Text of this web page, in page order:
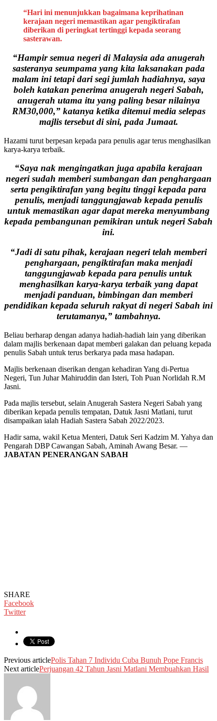
“Hari ini menunjukkan bagaimana keprihatinan
kerajaan negeri memastikan agar pengiktirafan
diberikan di peringkat tertinggi kepada seorang
sasterawan.
“Hampir semua negeri di Malaysia ada anugerah
sasteranya seumpama yang kita laksanakan pada
malam ini tetapi dari segi jumlah hadiahnya, saya
boleh katakan penerima anugerah negeri Sabah,
anugerah utama itu yang paling besar nilainya
RM30,000,” katanya ketika ditemui media selepas
majlis tersebut di sini, pada Jumaat.
Hazami turut berpesan kepada para penulis agar terus menghasilkan
karya-karya terbaik.
“Saya nak mengingatkan juga apabila kerajaan
negeri sudah memberi sumbangan dan penghargaan
serta pengiktirafan yang begitu tinggi kepada para
penulis, menjadi tanggungjawab kepada penulis
untuk memastikan agar dapat mereka menyumbang
kepada pembangunan pemikiran untuk negeri Sabah
ini.
“Jadi di satu pihak, kerajaan negeri telah memberi
penghargaan, pengiktirafan maka menjadi
tanggungjawab kepada para penulis untuk
menghasilkan karya-karya terbaik yang dapat
menjadi panduan, bimbingan dan memberi
pendidikan kepada seluruh rakyat di negeri Sabah ini
terutamanya,” tambahnya.
Beliau berharap dengan adanya hadiah-hadiah lain yang diberikan
dalam majlis berkenaan dapat memberi galakan dan peluang kepada
penulis Sabah untuk terus berkarya pada masa hadapan.
Majlis berkenaan diserikan dengan kehadiran Yang di-Pertua
Negeri, Tun Juhar Mahiruddin dan Isteri, Toh Puan Norlidah R.M
Jasni.
Pada majlis tersebut, selain Anugerah Sastera Negeri Sabah yang
diberikan kepada penulis tempatan, Datuk Jasni Matlani, turut
disampaikan ialah Hadiah Sastera Sabah 2022/2023.
Hadir sama, wakil Ketua Menteri, Datuk Seri Kadzim M. Yahya dan
Pengarah DBP Cawangan Sabah, Aminah Awang Besar. —
JABATAN PENERANGAN SABAH
SHARE
Facebook
Twitter
Previous articlePolis Tahan 7 Individu Cuba Bunuh Pope Francis
Next articlePerjuangan 42 Tahun Jasni Matlani Membuahkan Hasil